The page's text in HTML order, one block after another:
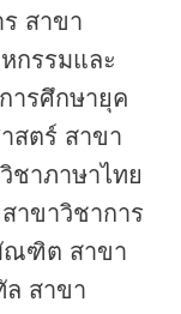
สาขา
กรรมและ
ารศึกษายุค
สตร์ สาขา
ชาภาษาไทย
าขาวิชาการ
ณฑิต สาขา
ล สาขา